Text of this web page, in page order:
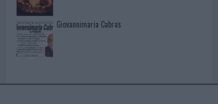
Giovannimaria Cabras